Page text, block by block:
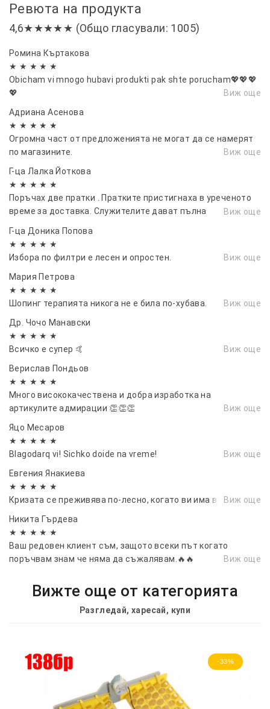
Ревюта на продукта
4,6★★★★★ (Общо гласували: 1005)
Ромина Къртакова
★ ★ ★ ★ ★
Obicham vi mnogo hubavi produkti pak shte porucham💖💖💖
💖
Виж още
Адриана Асенова
★ ★ ★ ★ ★
Огромна част от предложенията не могат да се намерят
по магазините.
Виж още
Г-ца Лалка Йоткова
★ ★ ★ ★ ★
Поръчах две пратки . Пратките пристигнаха в уреченото
време за доставка. Служителите дават пълна
клиента е на ниво
Виж още
Г-ца Доника Попова
★ ★ ★ ★ ★
Избора по филтри е лесен и опростен.
Виж още
Мария Петрова
★ ★ ★ ★ ★
Шопинг терапията никога не е била по-хубава.
Виж още
Др. Чочо Манавски
★ ★ ★ ★ ★
Всичко е супер 🤙
Виж още
Верислав Пондьов
★ ★ ★ ★ ★
Много висококачествена и добра изработка на
артикулите адмирации 👏👏👏
Виж още
Яцо Месаров
★ ★ ★ ★ ★
Blagodarq vi! Sichko doide na vreme!
Виж още
Евгения Янакиева
★ ★ ★ ★ ★
Кризата се преживява по-лесно, когато ви има вас.Виж още
Никита Гърдева
★ ★ ★ ★ ★
Ваш редовен клиент съм, защото всеки път когато
поръчвам знам че няма да съжалявам.🔥🔥
Виж още
Вижте още от категорията
Разгледай, харесай, купи
-33%